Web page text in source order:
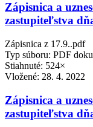
Zápisnica a
zastupiteľstva
Zápisnica z 17.9..pdf
Typ súboru: PDF
Stiahnuté: 524×
Vložené: 28. 4. 2022
Zápisnica a
zastupiteľstva